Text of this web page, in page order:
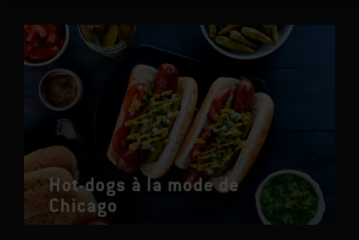
Hot-dogs à la mode de
Chicago